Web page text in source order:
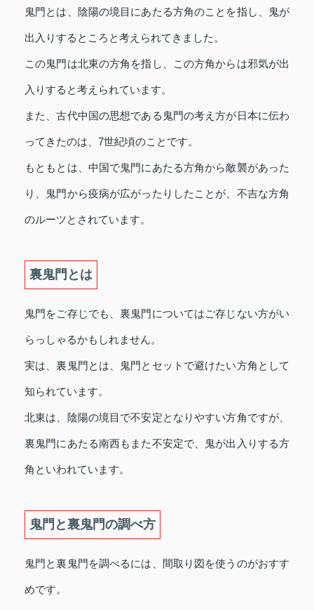
鬼門とは、陰陽の境目にあたる方角のことを指し、鬼が
出入りするところと考えられてきました。
この鬼門は北東の方角を指し、この方角からは邪気が出
入りすると考えられています。
また、古代中国の思想である鬼門の考え方が日本に伝わ
ってきたのは、7世紀頃のことです。
もともとは、中国で鬼門にあたる方角から敵襲があった
り、鬼門から疫病が広がったりしたことが、不吉な方角
のルーツとされています。
裏鬼門とは
鬼門をご存じでも、裏鬼門についてはご存じない方がい
らっしゃるかもしれません。
実は、裏鬼門とは、鬼門とセットで避けたい方角として
知られています。
北東は、陰陽の境目で不安定となりやすい方角ですが、
裏鬼門にあたる南西もまた不安定で、鬼が出入りする方
角といわれています。
鬼門と裏鬼門の調べ方
鬼門と裏鬼門を調べるには、間取り図を使うのがおすす
めです。